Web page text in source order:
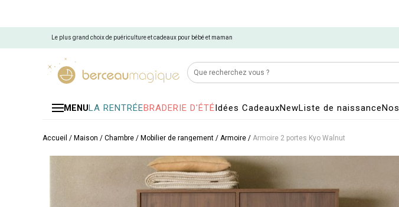
Le plus grand choix de puériculture et cadeaux pour bébé et maman
MENULA RENTRÉEBRADERIE D'ÉTÉIdées CadeauxNewListe de naissance
Accueil / Maison / Chambre / Mobilier de rangement / Armoire / Armoire 2 portes Kyo Walnut